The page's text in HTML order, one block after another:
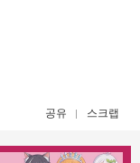
공유 스크랩